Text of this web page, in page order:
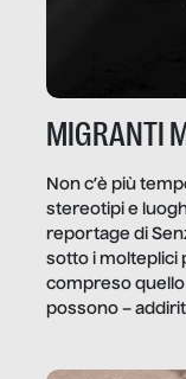
MIGRANTI
Non c’è più
stereotipi e
reportage di
sotto i molteplici
compreso
possono –